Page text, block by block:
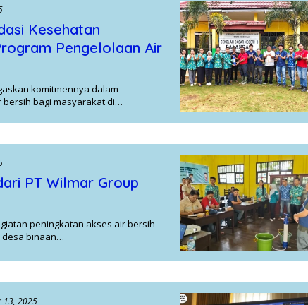
Kesehatan
Pengelolaan Air
komitmennya dalam
bagi masyarakat di…
PT Wilmar Group
peningkatan akses air bersih
desa binaan…
13, 2025